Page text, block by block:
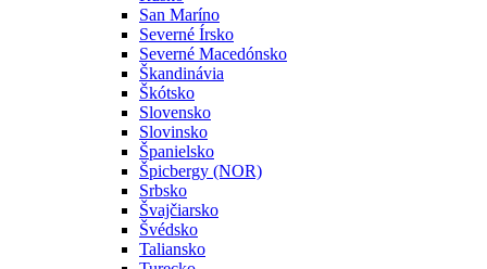
San Maríno
Severné Írsko
Severné Macedónsko
Škandinávia
Škótsko
Slovensko
Slovinsko
Španielsko
Špicbergy (NOR)
Srbsko
Švajčiarsko
Švédsko
Taliansko